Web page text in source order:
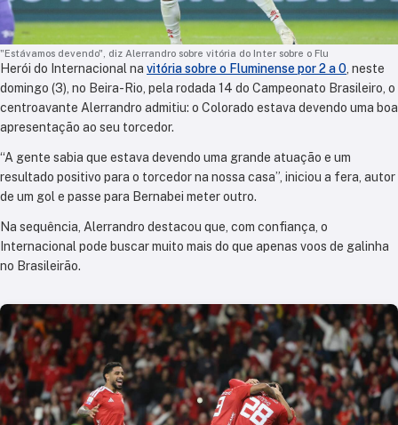
"Estávamos devendo", diz Alerrandro sobre vitória do Inter sobre o Flu
Herói do Internacional na vitória sobre o Fluminense por 2 a 0 , neste
domingo (3), no Beira-Rio, pela rodada 14 do Campeonato Brasileiro, o
centroavante Alerrandro admitiu: o Colorado estava devendo uma boa
apresentação ao seu torcedor.
“A gente sabia que estava devendo uma grande atuação e um
resultado positivo para o torcedor na nossa casa”, iniciou a fera, autor
de um gol e passe para Bernabei meter outro.
Na sequência, Alerrandro destacou que, com confiança, o
Internacional pode buscar muito mais do que apenas voos de galinha
no Brasileirão.